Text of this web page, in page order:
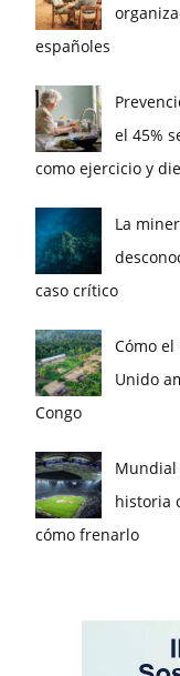
españoles
el 45%
como ejercicio y
La
caso crítico
Cómo
Unido
Congo
Mundial
historia
cómo frenarlo